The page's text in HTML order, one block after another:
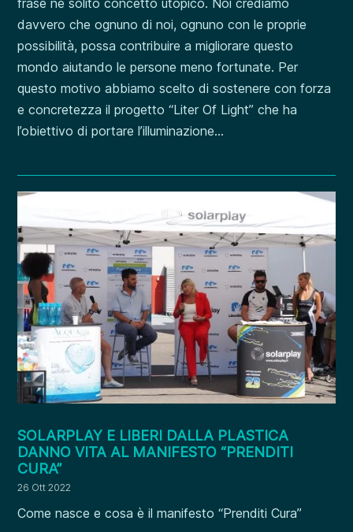
davvero che ognuno di noi, ognuno con le proprie
possibilità, possa contribuire a migliorare questo
mondo aiutando le persone meno fortunate. Per
questo motivo abbiamo scelto di sostenere con forza
e concretezza il progetto “Liter Of Light” che ha
l’obiettivo di portare l’illuminazione...
SOLARPLAY E LIBERI DALLA PLASTICA
DANNO VITA AL MANIFESTO “PRENDITI
CURA”
26 Ott 2022
Come nasce e cosa è il manifesto “Prenditi Cura”